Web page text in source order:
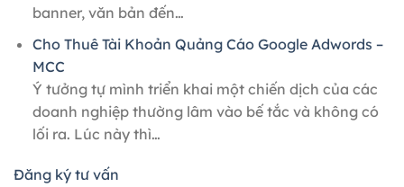
banner, văn bản đến…
Cho Thuê Tài Khoản Quảng Cáo Google Adwords –
MCC
Ý tưởng tự mình triển khai một chiến dịch của các
doanh nghiệp thường lâm vào bế tắc và không có
lối ra. Lúc này thì…
Đăng ký tư vấn